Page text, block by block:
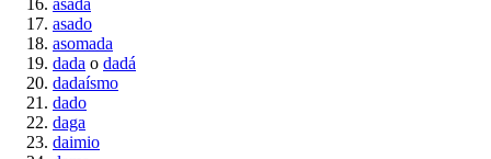
asada
asado
asomada
dada o dadá
dadaísmo
dado
daga
daimio